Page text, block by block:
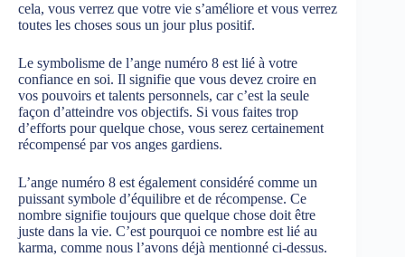
cela, vous verrez que votre vie s’améliore et vous verrez
toutes les choses sous un jour plus positif.
Le symbolisme de l’ange numéro 8 est lié à votre
confiance en soi. Il signifie que vous devez croire en
vos pouvoirs et talents personnels, car c’est la seule
façon d’atteindre vos objectifs. Si vous faites trop
d’efforts pour quelque chose, vous serez certainement
récompensé par vos anges gardiens.
L’ange numéro 8 est également considéré comme un
puissant symbole d’équilibre et de récompense. Ce
nombre signifie toujours que quelque chose doit être
juste dans la vie. C’est pourquoi ce nombre est lié au
karma, comme nous l’avons déjà mentionné ci-dessus.